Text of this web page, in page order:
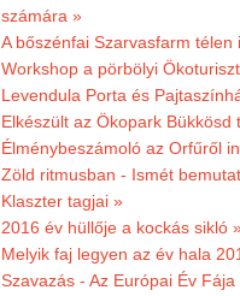
számára »
A bőszénfai Szarvasfarm
Workshop a pörbölyi
Levendula Porta és
Elkészült az Ökopark
Élménybeszámoló az Orfűről
Zöld ritmusban - Ismét
Klaszter tagjai »
2016 év hüllője a kockás sikló
Melyik faj legyen az év hala
Szavazás - Az Európai Év